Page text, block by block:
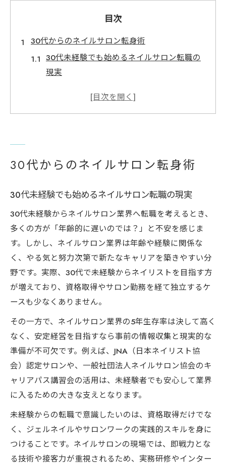
目次
30代からのネイルサロン転身術
30代未経験でも始めるネイルサロン転職の
現実
訣とは
材料と支援
キャリア支援が叶える安定経営の秘訣
ネイルサロン経営で安定収入を目指すため
の支援策
キャリア支援活用でネイルサロンの生存率
を高める方法
安定したネイルサロン運営に必要なキャリ
アサポートとは
ネイルサロンのキャリアパスと協会制度の
関係性を解説
キャリア支援で叶えるネイルサロンオーナ
ーの確かな一歩
ネイルサロン協会制度で失敗リスクを減らす方
協会制度の活用でネイルサロンの廃業リス
クを低減する
ネイルサロンオーナー必見の協会サポート
30代からのネイルサロン転身術
30代未経験でも始めるネイルサロン転職の現実
30代未経験からネイルサロン業界へ転職を考えるとき、
多くの方が「年齢的に遅いのでは？」と不安を感じま
す。しかし、ネイルサロン業界は年齢や経験に関係な
く、やる気と努力次第で新たなキャリアを築きやすい分
野です。実際、30代で未経験からネイリストを目指す方
が増えており、資格取得やサロン勤務を経て独立するケ
ースも少なくありません。
その一方で、ネイルサロン業界の5年生存率は決して高く
なく、安定経営を目指すなら事前の情報収集と現実的な
準備が不可欠です。例えば、JNA（日本ネイリスト協
会）認定サロンや、一般社団法人ネイルサロン協会のキ
ャリアパス講習会の活用は、未経験者でも安心して業界
に入るための大きな支えとなります。
未経験からの転職で意識したいのは、資格取得だけでな
く、ジェルネイルやサロンワークの実践的スキルを身に
つけることです。ネイルサロンの現場では、即戦力とな
る技術や接客力が重視されるため、実務研修やインター